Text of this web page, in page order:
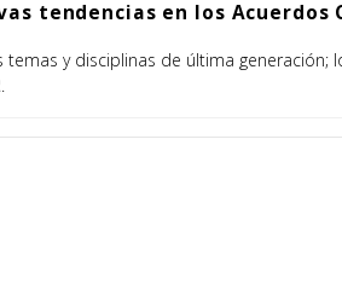
tendencias en los Acuerdos
temas y disciplinas de última